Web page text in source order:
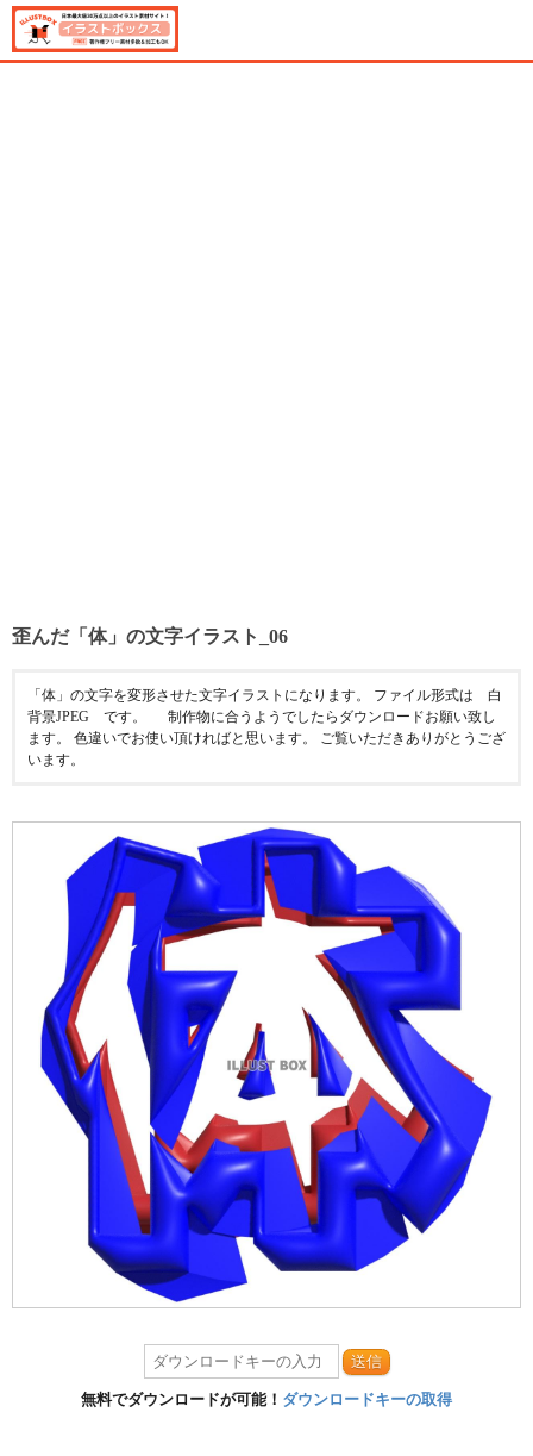
歪んだ「体」の文字イラスト_06
「体」の文字を変形させた文字イラストになります。 ファイル形式は 白
背景JPEG です。 制作物に合うようでしたらダウンロードお願い致し
ます。 色違いでお使い頂ければと思います。 ご覧いただきありがとうござ
います。
送信
無料でダウンロードが可能！ ダウンロードキーの取得